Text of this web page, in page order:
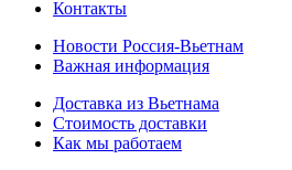
Контакты
Новости Россия-Вьетнам
Важная информация
Доставка из Вьетнама
Стоимость доставки
Как мы работаем